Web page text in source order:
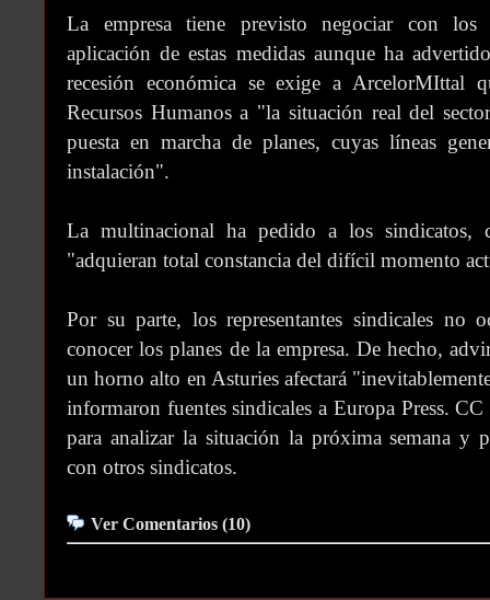
La empresa tiene previsto negociar con los
aplicación de estas medidas aunque ha
recesión económica se exige a ArcelorMIttal
Recursos Humanos a "la situación real del
puesta en marcha de planes, cuyas líneas
instalación".
La multinacional ha pedido a los sindicatos,
"adquieran total constancia del difícil momento
Por su parte, los representantes sindicales no
conocer los planes de la empresa. De hecho,
un horno alto en Asturies afectará
informaron fuentes sindicales a Europa Press.
para analizar la situación la próxima semana y
con otros sindicatos.
Ver Comentarios (10)